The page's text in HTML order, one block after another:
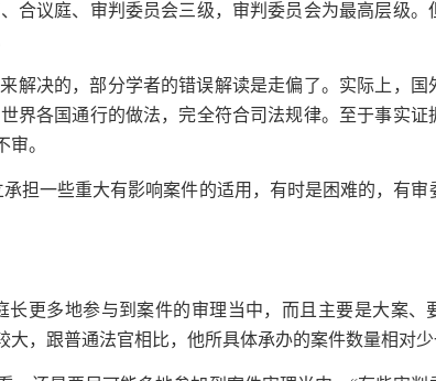
合议庭、审判委员会三级，审判委员会为最高层级。
解决的，部分学者的错误解读是走偏了。实际上，国
界各国通行的做法，完全符合司法规律。至于事实证
。
担一些重大有影响案件的适用，有时是困难的，有审
更多地参与到案件的审理当中，而且主要是大案、
，跟普通法官相比，他所具体承办的案件数量相对少